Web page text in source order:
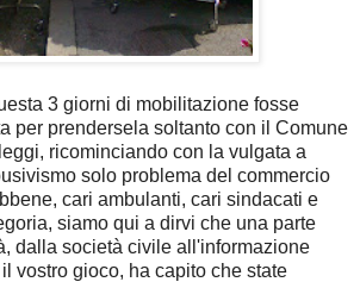
3 giorni di mobilitazione fosse
per prendersela soltanto con il Comune
ricominciando con la vulgata a
solo problema del commercio
cari ambulanti, cari sindacati e
siamo qui a dirvi che una parte
dalla società civile all'informazione
vostro gioco, ha capito che state